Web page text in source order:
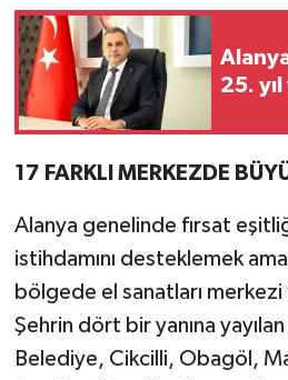
25.
17 FARKLI MERKEZDE
Alanya genelinde fırsat
istihdamını desteklemek
bölgede el sanatları
Şehrin dört bir yanına
Belediye, Cikcilli, Obagöl,